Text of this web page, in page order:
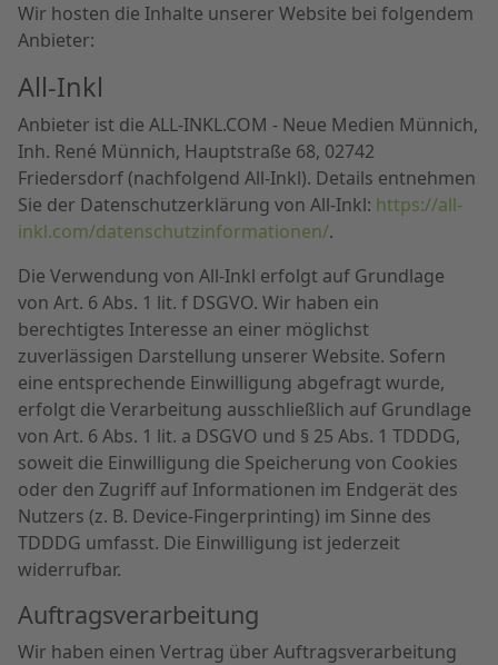
Wir hosten die Inhalte unserer Website bei folgendem
Anbieter:
All-Inkl
Anbieter ist die ALL-INKL.COM - Neue Medien Münnich,
Inh. René Münnich, Hauptstraße 68, 02742
Friedersdorf (nachfolgend All-Inkl). Details entnehmen
Sie der Datenschutzerklärung von All-Inkl: https://all-
inkl.com/datenschutzinformationen/.
Die Verwendung von All-Inkl erfolgt auf Grundlage
von Art. 6 Abs. 1 lit. f DSGVO. Wir haben ein
berechtigtes Interesse an einer möglichst
zuverlässigen Darstellung unserer Website. Sofern
eine entsprechende Einwilligung abgefragt wurde,
erfolgt die Verarbeitung ausschließlich auf Grundlage
von Art. 6 Abs. 1 lit. a DSGVO und § 25 Abs. 1 TDDDG,
soweit die Einwilligung die Speicherung von Cookies
oder den Zugriff auf Informationen im Endgerät des
Nutzers (z. B. Device-Fingerprinting) im Sinne des
TDDDG umfasst. Die Einwilligung ist jederzeit
widerrufbar.
Auftragsverarbeitung
Wir haben einen Vertrag über Auftragsverarbeitung